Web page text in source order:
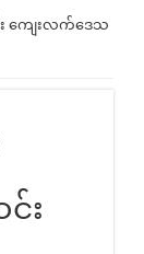
း ကျေးလက်ဒေသ
း